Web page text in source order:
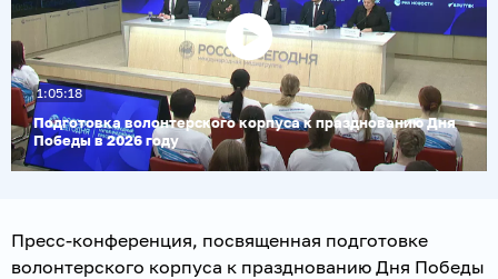
Воспроизвести
видео
Подготовка волонтерского корпуса к празднованию Дня
Победы в 2026 году
1:05:18
Пресс-конференция, посвященная подготовке
волонтерского корпуса к празднованию Дня Победы